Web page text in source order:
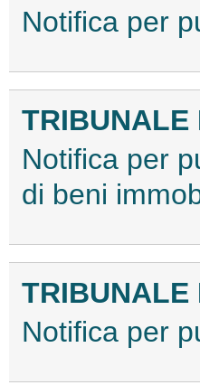
Notifica per
TRIBUNALE
Notifica per
di beni
TRIBUNALE
Notifica per